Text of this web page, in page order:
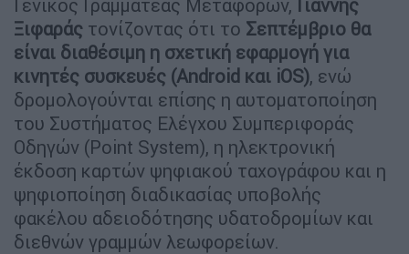
Γενικός Γραμματέας Μεταφορών, Γιάννης
Ξιφαράς τονίζοντας ότι το Σεπτέμβριο θα
είναι διαθέσιμη η σχετική εφαρμογή για
κινητές συσκευές (Android και iOS), ενώ
δρομολογούνται επίσης η αυτοματοποίηση
του Συστήματος Ελέγχου Συμπεριφοράς
Οδηγών (Point System), η ηλεκτρονική
έκδοση καρτών ψηφιακού ταχογράφου και η
ψηφιοποίηση διαδικασίας υποβολής
φακέλου αδειοδότησης υδατοδρομίων και
διεθνών γραμμών λεωφορείων.